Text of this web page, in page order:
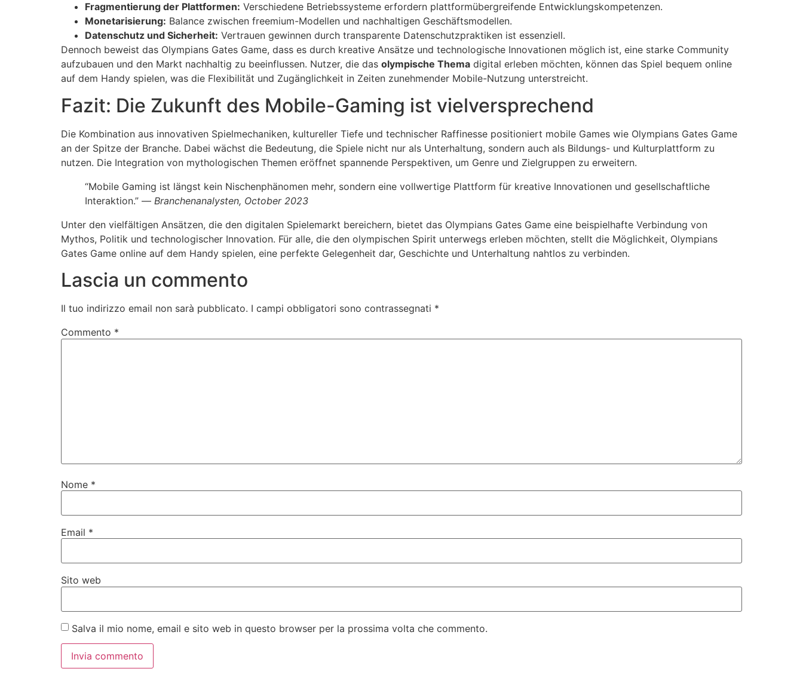
Fragmentierung der Plattformen: Verschiedene Betriebssysteme erfordern plattformübergreifende Entwicklungskompetenzen.
Monetarisierung: Balance zwischen freemium-Modellen und nachhaltigen Geschäftsmodellen.
Datenschutz und Sicherheit: Vertrauen gewinnen durch transparente Datenschutzpraktiken ist essenziell.
Dennoch beweist das Olympians Gates Game, dass es durch kreative Ansätze und technologische Innovationen möglich ist, eine starke Community
aufzubauen und den Markt nachhaltig zu beeinflussen. Nutzer, die das olympische Thema digital erleben möchten, können das Spiel bequem online
auf dem Handy spielen, was die Flexibilität und Zugänglichkeit in Zeiten zunehmender Mobile-Nutzung unterstreicht.
Fazit: Die Zukunft des Mobile-Gaming ist vielversprechend
Die Kombination aus innovativen Spielmechaniken, kultureller Tiefe und technischer Raffinesse positioniert mobile Games wie Olympians Gates Game
an der Spitze der Branche. Dabei wächst die Bedeutung, die Spiele nicht nur als Unterhaltung, sondern auch als Bildungs- und Kulturplattform zu
nutzen. Die Integration von mythologischen Themen eröffnet spannende Perspektiven, um Genre und Zielgruppen zu erweitern.
“Mobile Gaming ist längst kein Nischenphänomen mehr, sondern eine vollwertige Plattform für kreative Innovationen und gesellschaftliche
Interaktion.” — Branchenanalysten, October 2023
Unter den vielfältigen Ansätzen, die den digitalen Spielemarkt bereichern, bietet das Olympians Gates Game eine beispielhafte Verbindung von
Mythos, Politik und technologischer Innovation. Für alle, die den olympischen Spirit unterwegs erleben möchten, stellt die Möglichkeit, Olympians
Gates Game online auf dem Handy spielen, eine perfekte Gelegenheit dar, Geschichte und Unterhaltung nahtlos zu verbinden.
Lascia un commento
Il tuo indirizzo email non sarà pubblicato. I campi obbligatori sono contrassegnati *
Commento *
Nome *
Email *
Sito web
Salva il mio nome, email e sito web in questo browser per la prossima volta che commento.